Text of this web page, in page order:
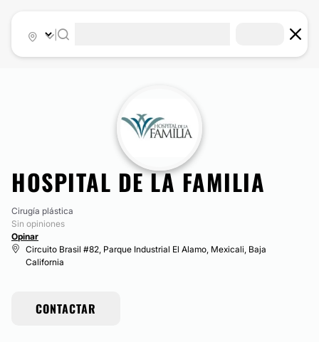
HOSPITAL DE LA FAMILIA
Cirugía plástica
Sin opiniones
Opinar
Circuito Brasil #82, Parque Industrial El Alamo, Mexicali, Baja
California
CONTACTAR